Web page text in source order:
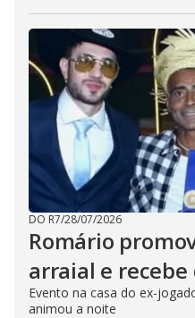
DO R7/28/07/2026
Romário
arraial e
Evento na casa do ex-
animou a noite